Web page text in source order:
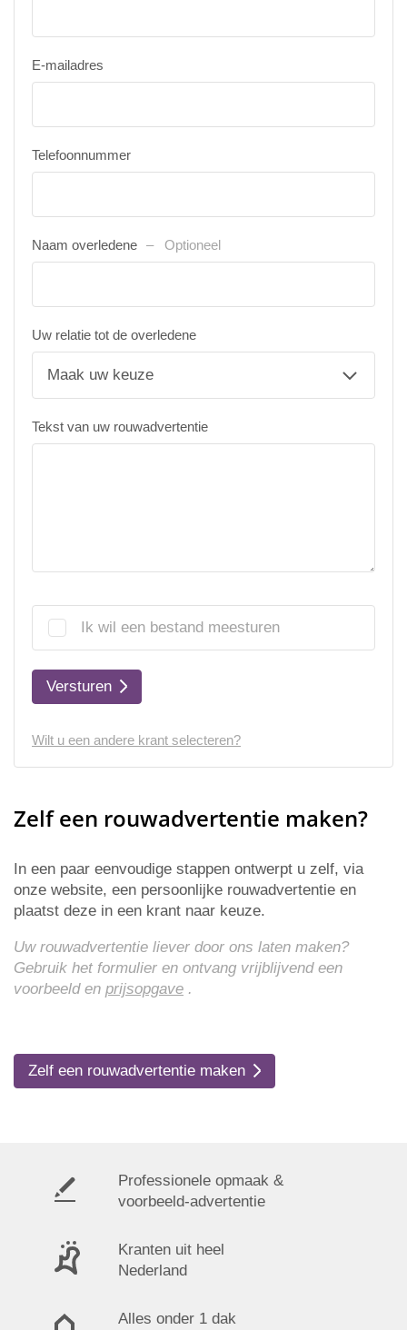
E-mailadres
Telefoonnummer
Naam overledene Optioneel
Uw relatie tot de overledene
Tekst van uw rouwadvertentie
Ik wil een bestand meesturen
Versturen
Wilt u een andere krant selecteren?
Zelf een rouwadvertentie maken?
In een paar eenvoudige stappen ontwerpt u zelf, via
onze website, een persoonlijke rouwadvertentie en
plaatst deze in een krant naar keuze.
Uw rouwadvertentie liever door ons laten maken?
Gebruik het formulier en ontvang vrijblijvend een
voorbeeld en prijsopgave .
Zelf een rouwadvertentie maken
Professionele opmaak &
voorbeeld-advertentie
Kranten uit heel
Nederland
Alles onder 1 dak